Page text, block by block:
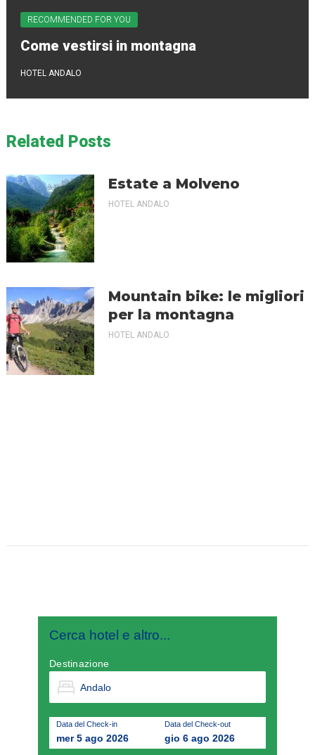
RECOMMENDED FOR YOU
Come vestirsi in montagna
HOTEL ANDALO
Related Posts
Estate a Molveno
HOTEL ANDALO
Mountain bike: le migliori
per la montagna
HOTEL ANDALO
Cerca hotel e altro...
Destinazione
Data del Check-in
mer 5 ago 2026
Data del Check-out
gio 6 ago 2026